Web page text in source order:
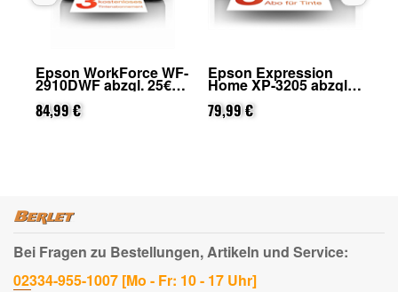
Epson WorkForce WF-
2910DWF abzgl. 25€
Cashback (von Epson
nach Registrierung)
84,99 €
Epson Expression
Home XP-3205 abzgl.
25€ Cashback (von
Epson nach
Registrierung)
79,99 €
Bei Fragen zu Bestellungen, Artikeln und Service:
02334-955-1007 [Mo - Fr: 10 - 17 Uhr]